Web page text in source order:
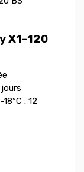
X1-120
jours
: 12